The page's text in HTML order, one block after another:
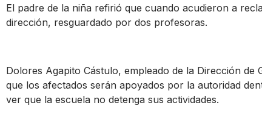
El padre de la niña refirió que cuando acudieron a
dirección, resguardado por dos profesoras.
Dolores Agapito Cástulo, empleado de la Dirección de
que los afectados serán apoyados por la autoridad
ver que la escuela no detenga sus actividades.